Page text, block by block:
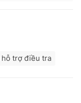
hỗ trợ điều tra